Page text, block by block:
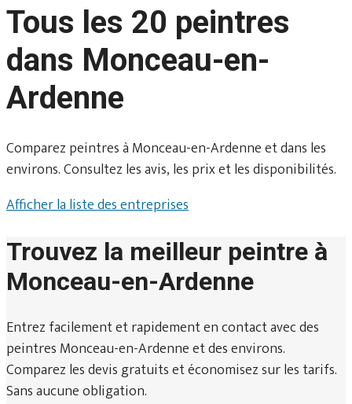
Tous les 20 peintres
dans Monceau-en-
Ardenne
Comparez peintres à Monceau-en-Ardenne et dans les
environs. Consultez les avis, les prix et les disponibilités.
Afficher la liste des entreprises
Trouvez la meilleur peintre à
Monceau-en-Ardenne
Entrez facilement et rapidement en contact avec des
peintres Monceau-en-Ardenne et des environs.
Comparez les devis gratuits et économisez sur les tarifs.
Sans aucune obligation.